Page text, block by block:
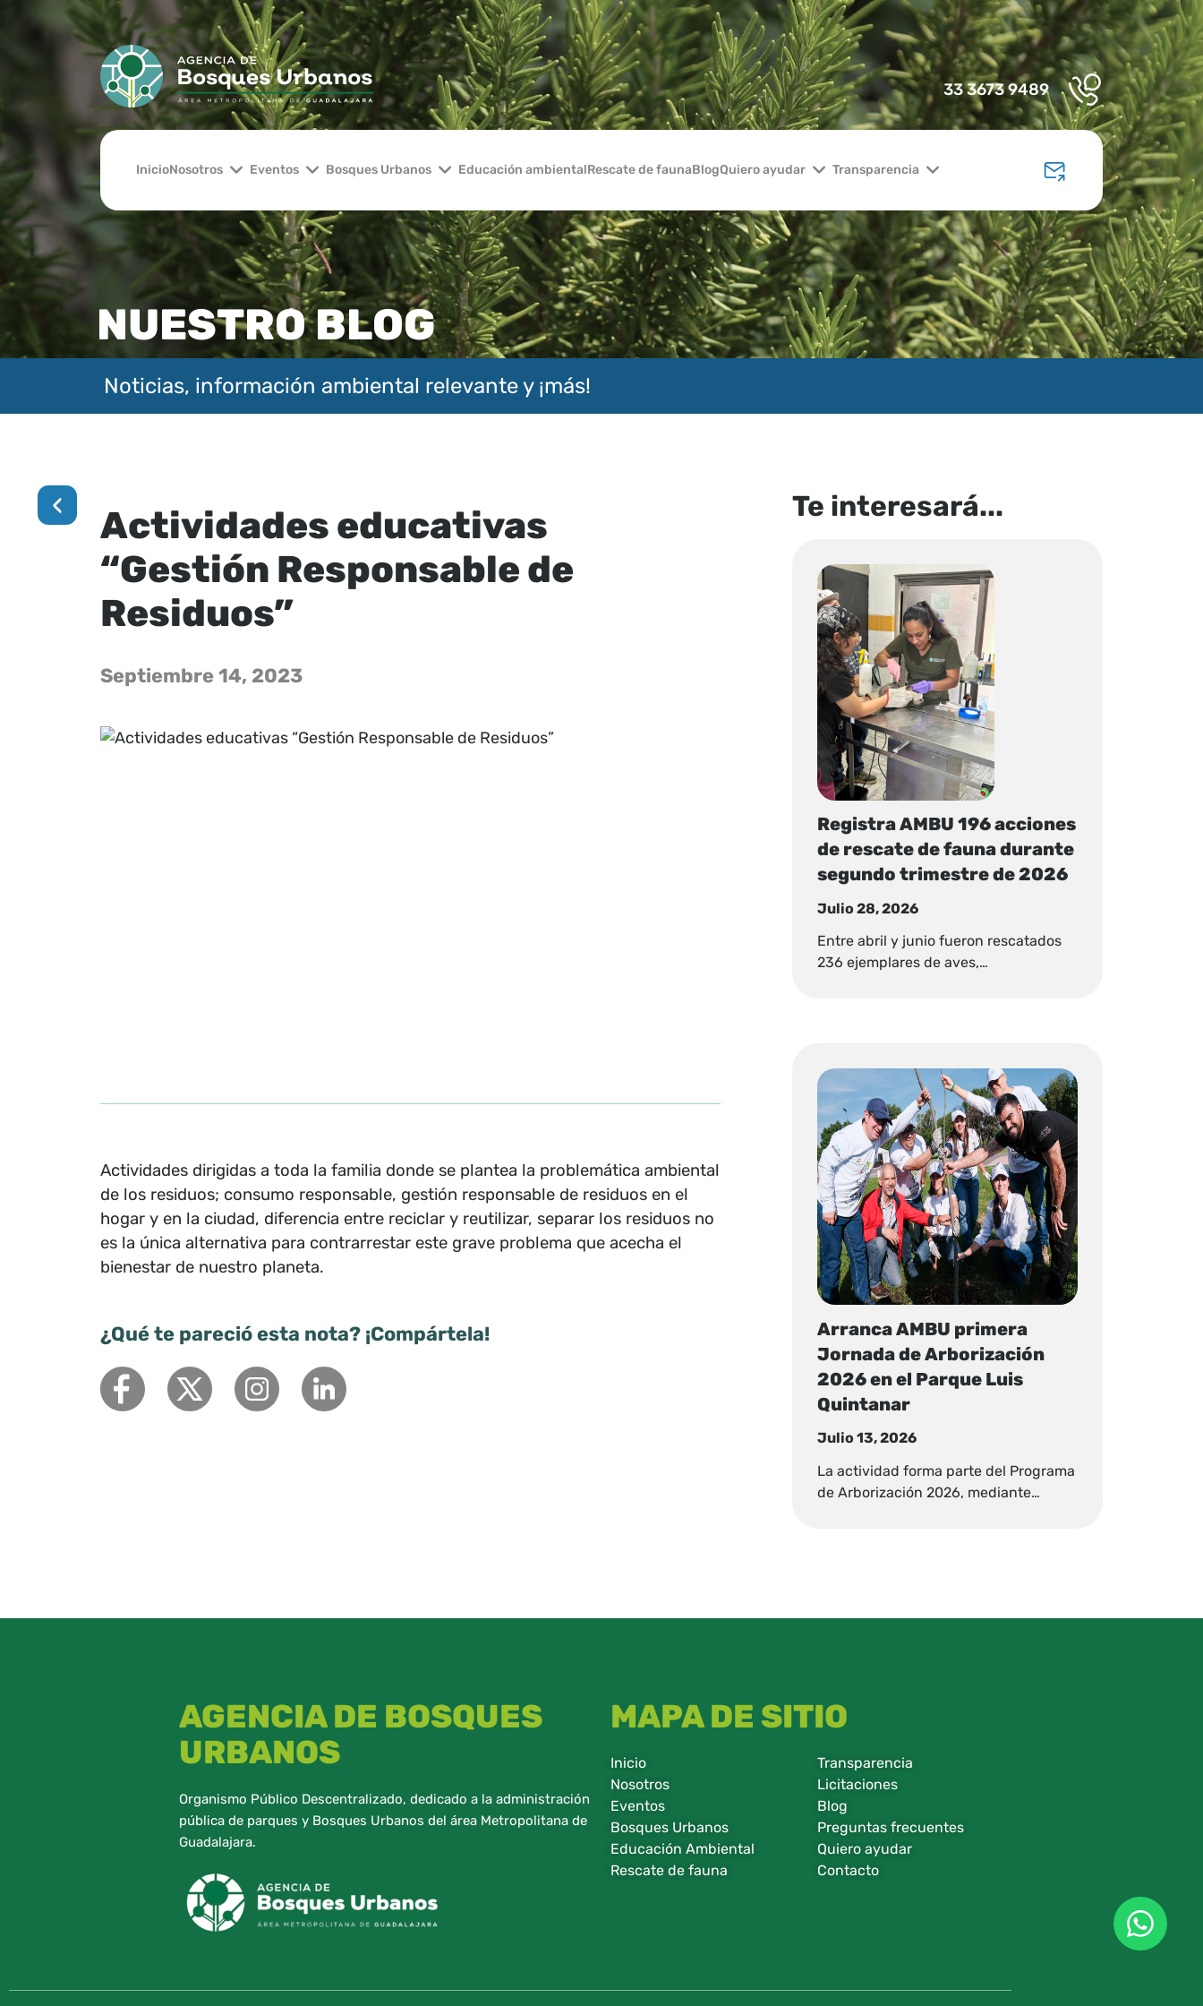
33 3673 9489
InicioNosotros Eventos Bosques Urbanos Educación ambientalRescate de faunaBlogQuiero ayudar Transparencia
NUESTRO BLOG
Noticias, información ambiental relevante y ¡más!
‹
Actividades educativas
“Gestión Responsable de
Residuos”
Septiembre 14, 2023
Actividades dirigidas a toda la familia donde se plantea la problemática ambiental
de los residuos; consumo responsable, gestión responsable de residuos en el
hogar y en la ciudad, diferencia entre reciclar y reutilizar, separar los residuos no
es la única alternativa para contrarrestar este grave problema que acecha el
bienestar de nuestro planeta.
¿Qué te pareció esta nota? ¡Compártela!
Te interesará...
Registra AMBU 196 acciones
de rescate de fauna durante
segundo trimestre de 2026
Julio 28, 2026
Entre abril y junio fueron rescatados
236 ejemplares de aves,…
Arranca AMBU primera
Jornada de Arborización
2026 en el Parque Luis
Quintanar
Julio 13, 2026
La actividad forma parte del Programa
de Arborización 2026, mediante…
AGENCIA DE BOSQUES
URBANOS
Organismo Público Descentralizado, dedicado a la administración
pública de parques y Bosques Urbanos del área Metropolitana de
Guadalajara.
MAPA DE SITIO
Inicio
Nosotros
Eventos
Bosques Urbanos
Educación Ambiental
Rescate de fauna​
Transparencia
Licitaciones
Blog
Preguntas frecuentes
Quiero ayudar
Contacto